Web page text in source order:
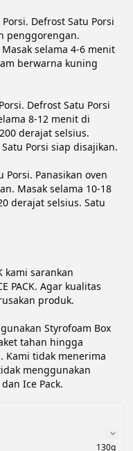
Defrost Satu Porsi
penggorengan.
selama 4-6 menit
berwarna kuning
Defrost Satu Porsi
8-12 menit di
derajat selsius.
Porsi siap disajikan.
Porsi. Panasikan oven
Masak selama 10-18
derajat selsius. Satu
kami sarankan
PACK. Agar kualitas
produk.
Styrofoam Box
tahan hingga
Kami tidak menerima
menggunakan
Ice Pack.
130g